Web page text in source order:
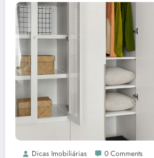
Dicas Imobiliárias 0 Comments